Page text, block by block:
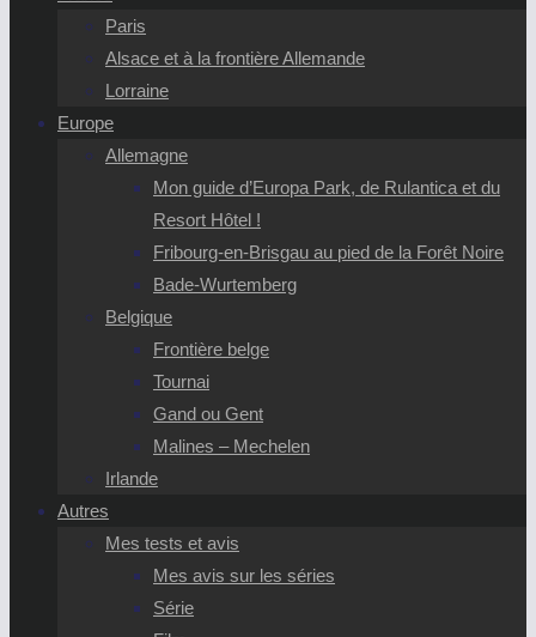
Paris
Alsace et à la frontière Allemande
Lorraine
Europe
Allemagne
Mon guide d’Europa Park, de Rulantica et du
Resort Hôtel !
Fribourg-en-Brisgau au pied de la Forêt Noire
Bade-Wurtemberg
Belgique
Frontière belge
Tournai
Gand ou Gent
Malines – Mechelen
Irlande
Autres
Mes tests et avis
Mes avis sur les séries
Série